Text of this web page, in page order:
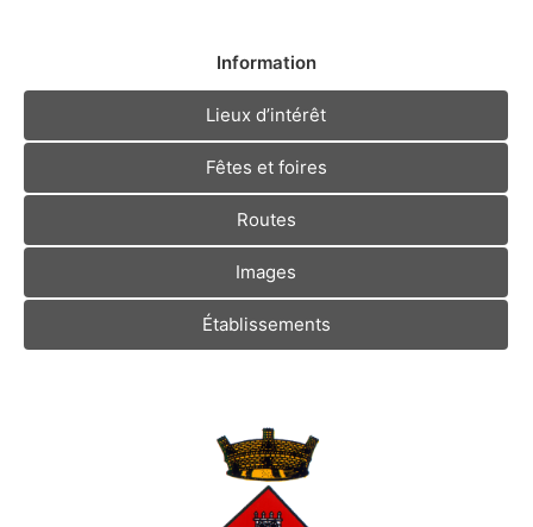
Information
Lieux d’intérêt
Fêtes et foires
Routes
Images
Établissements